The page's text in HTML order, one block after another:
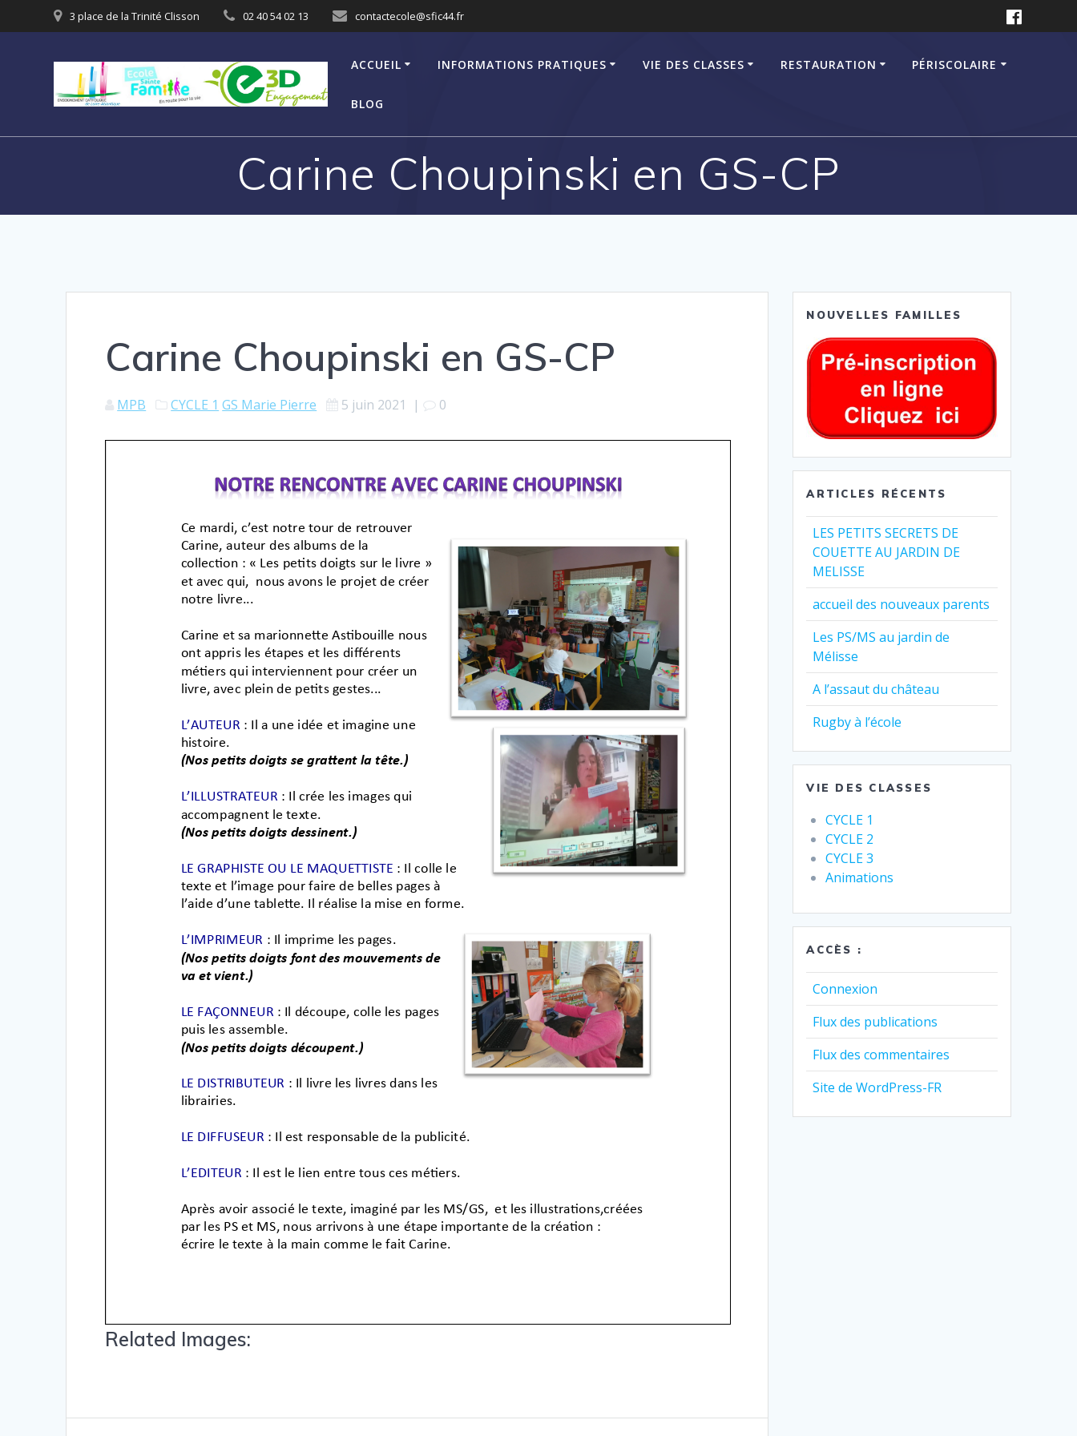
3 place de la Trinité Clisson 02 40 54 02 13 contactecole@sfic44.fr
ACCUEIL INFORMATIONS PRATIQUES VIE DES CLASSES RESTAURATION PÉRISCOLAIRE
BLOG
Carine Choupinski en GS-CP
Carine Choupinski en GS-CP
MPB CYCLE 1 GS Marie Pierre 5 juin 2021 | 0
Related Images:
NOUVELLES FAMILLES
ARTICLES RÉCENTS
LES PETITS SECRETS DE
COUETTE AU JARDIN DE
MELISSE
accueil des nouveaux parents
Les PS/MS au jardin de
Mélisse
A l’assaut du château
Rugby à l’école
VIE DES CLASSES
CYCLE 1
CYCLE 2
CYCLE 3
Animations
ACCÈS :
Connexion
Flux des publications
Flux des commentaires
Site de WordPress-FR